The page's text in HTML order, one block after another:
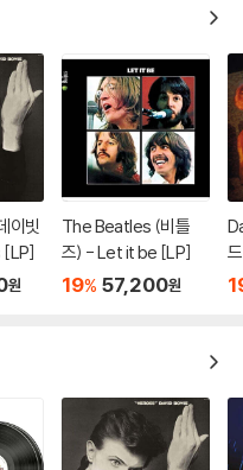
이빗
[LP]
원
The Beatles (비틀
즈) - Let it be [LP]
19% 57,200원
e